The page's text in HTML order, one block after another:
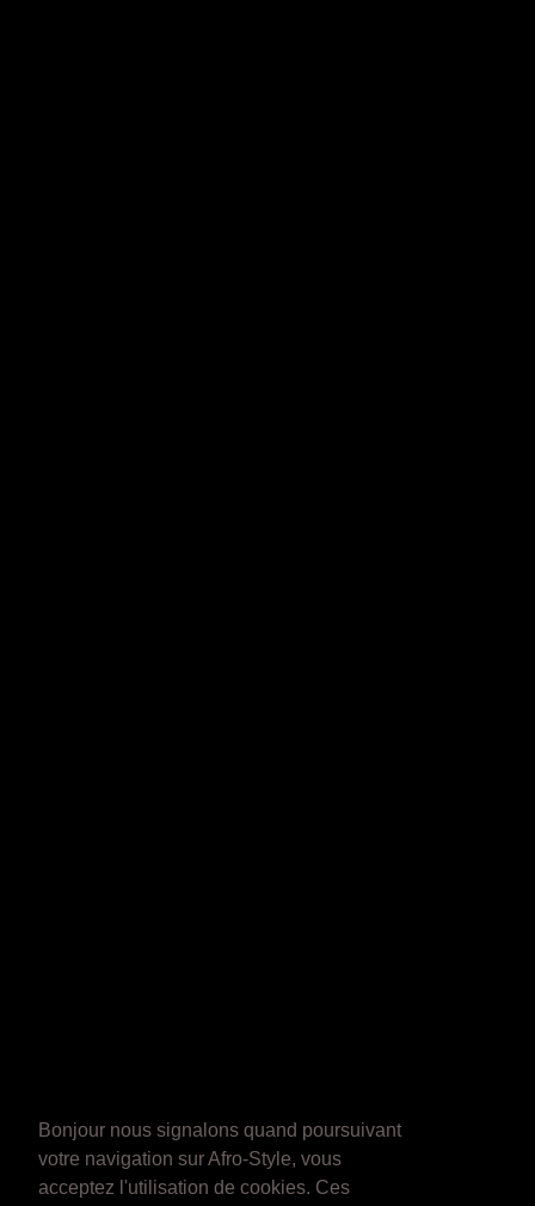
Bonjour nous signalons quand poursuivant
votre navigation sur Afro-Style, vous
acceptez l'utilisation de cookies. Ces